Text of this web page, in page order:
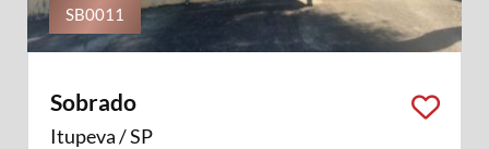
SB0011
Sobrado
Itupeva / SP